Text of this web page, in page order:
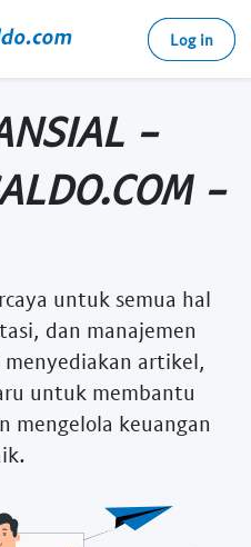
Log in
-
-
untuk semua hal
dan manajemen
artikel,
untuk membantu
mengelola keuangan